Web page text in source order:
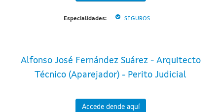
Especialidades: SEGUROS
Alfonso José Fernández Suárez - Arquitecto
Técnico (Aparejador) - Perito Judicial
Accede dende aquí